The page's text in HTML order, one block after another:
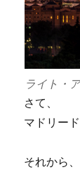
ライト・
さて、
マドリー
それから、